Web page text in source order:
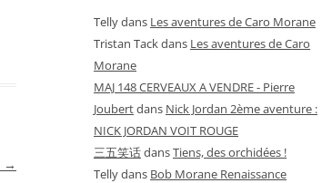
→
Tellydans Les aventures de Caro Morane
Tristan Tackdans Les aventures de Caro
Morane
MAJ 148 CERVEAUX A VENDRE - Pierre
Joubertdans Nick Jordan 2ème aventure :
NICK JORDAN VOIT ROUGE
三五笑话dansTiens, des orchidées !
Tellydans Bob Morane Renaissance